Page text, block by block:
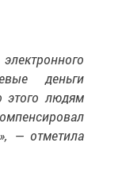
деньги
этого людям
— отметила